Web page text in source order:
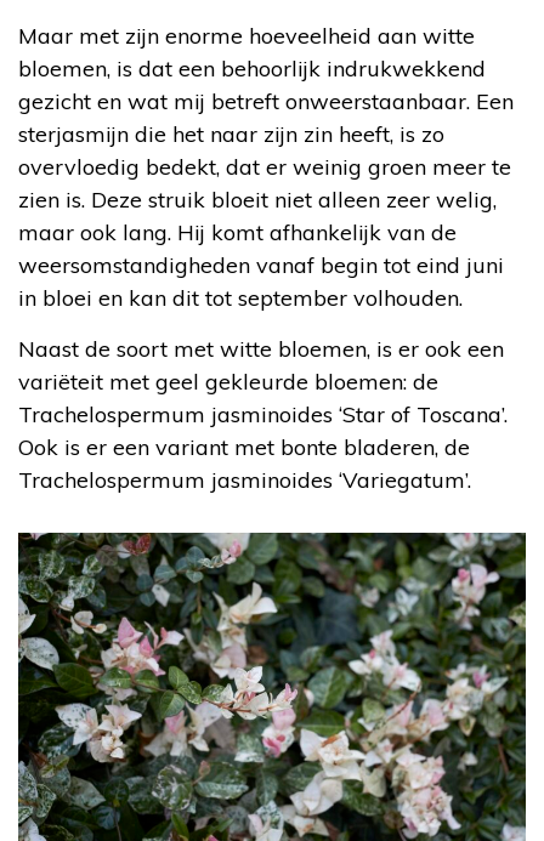
Maar met zijn enorme hoeveelheid aan witte
bloemen, is dat een behoorlijk indrukwekkend
gezicht en wat mij betreft onweerstaanbaar. Een
sterjasmijn die het naar zijn zin heeft, is zo
overvloedig bedekt, dat er weinig groen meer te
zien is. Deze struik bloeit niet alleen zeer welig,
maar ook lang. Hij komt afhankelijk van de
weersomstandigheden vanaf begin tot eind juni
in bloei en kan dit tot september volhouden.
Naast de soort met witte bloemen, is er ook een
variëteit met geel gekleurde bloemen: de
Trachelospermum jasminoides ‘Star of Toscana’.
Ook is er een variant met bonte bladeren, de
Trachelospermum jasminoides ‘Variegatum’.